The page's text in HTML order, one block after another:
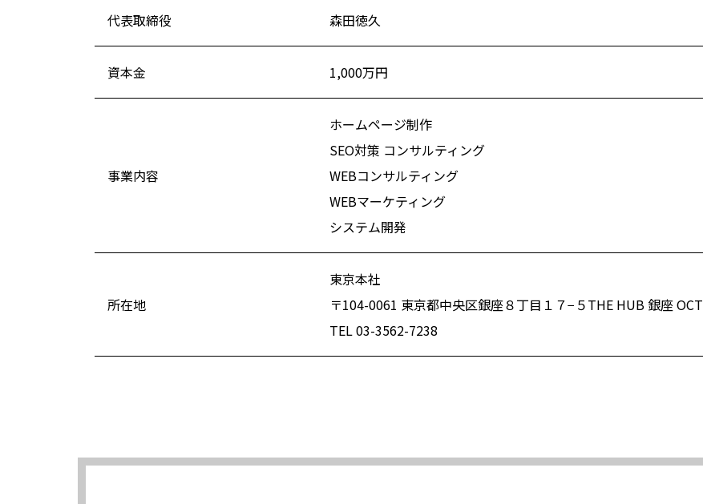
代表取締役 森田徳久
資本金 1,000万円
事業内容
ホームページ制作
SEO対策 コンサルティング
WEBコンサルティング
WEBマーケティング
システム開発
所在地
東京本社
〒104-0061 東京都中央区銀座８丁目１７−５THE HUB 銀座 OCT
TEL 03-3562-7238